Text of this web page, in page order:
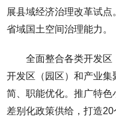
展县域经济治理改革试点
省域国土空间治理能力。
全面整合各类开发
开发区（园区）和产业
简、职能优化。推广特
差别化政策供给，打造